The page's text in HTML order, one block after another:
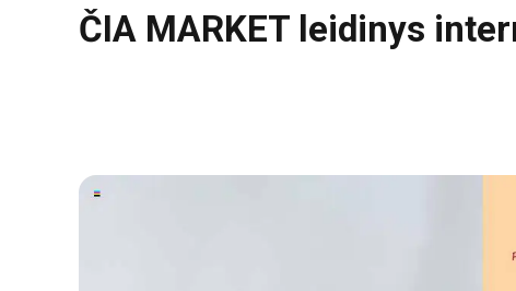
ČIA MARKET leidinys